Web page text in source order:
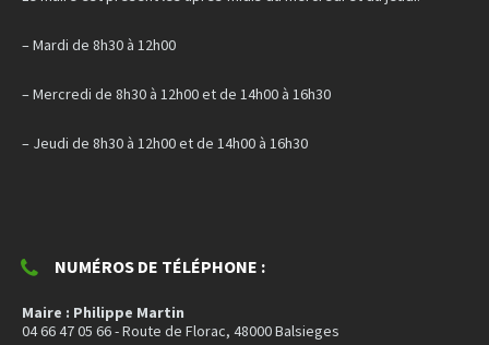
– Mardi de 8h30 à 12h00
– Mercredi de 8h30 à 12h00 et de 14h00 à 16h30
– Jeudi de 8h30 à 12h00 et de 14h00 à 16h30
NUMÉROS DE TÉLÉPHONE :
Maire : Philippe Martin
04 66 47 05 66 - Route de Florac, 48000 Balsieges